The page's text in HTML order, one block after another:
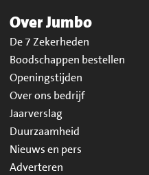
Over Jumbo
De 7 Zekerheden
Boodschappen bestellen
Openingstijden
Over ons bedrijf
Jaarverslag
Duurzaamheid
Nieuws en pers
Adverteren